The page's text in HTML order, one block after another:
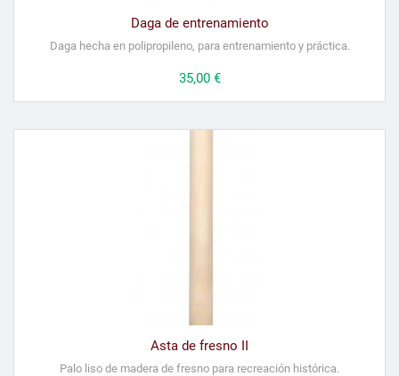
Daga de entrenamiento
Daga hecha en polipropileno, para entrenamiento y práctica.
Precio
35,00 €
Asta de fresno II
Palo liso de madera de fresno para recreación histórica.